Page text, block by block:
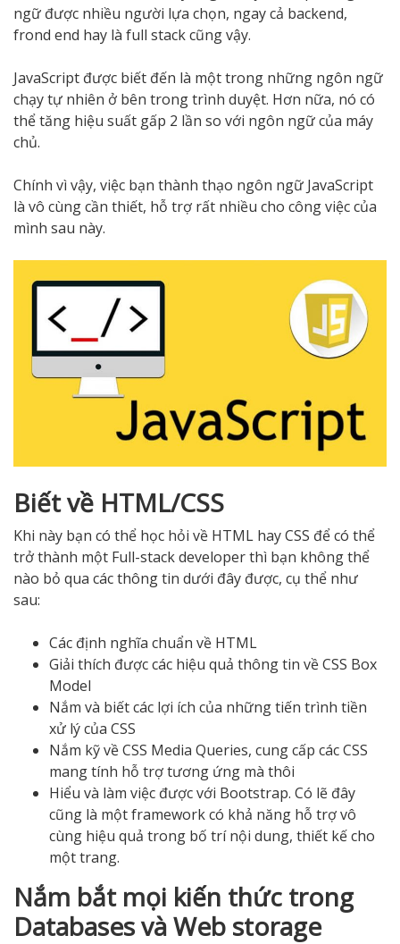
ngữ được nhiều người lựa chọn, ngay cả backend,
frond end hay là full stack cũng vậy.
JavaScript được biết đến là một trong những ngôn ngữ
chạy tự nhiên ở bên trong trình duyệt. Hơn nữa, nó có
thể tăng hiệu suất gấp 2 lần so với ngôn ngữ của máy
chủ.
Chính vì vậy, việc bạn thành thạo ngôn ngữ JavaScript
là vô cùng cần thiết, hỗ trợ rất nhiều cho công việc của
mình sau này.
Biết về HTML/CSS
Khi này bạn có thể học hỏi về HTML hay CSS để có thể
trở thành một Full-stack developer thì bạn không thể
nào bỏ qua các thông tin dưới đây được, cụ thể như
sau:
Các định nghĩa chuẩn về HTML
Giải thích được các hiệu quả thông tin về CSS Box
Model
Nắm và biết các lợi ích của những tiến trình tiền
xử lý của CSS
Nắm kỹ về CSS Media Queries, cung cấp các CSS
mang tính hỗ trợ tương ứng mà thôi
Hiểu và làm việc được với Bootstrap. Có lẽ đây
cũng là một framework có khả năng hỗ trợ vô
cùng hiệu quả trong bố trí nội dung, thiết kế cho
một trang.
Nắm bắt mọi kiến thức trong
Databases và Web storage